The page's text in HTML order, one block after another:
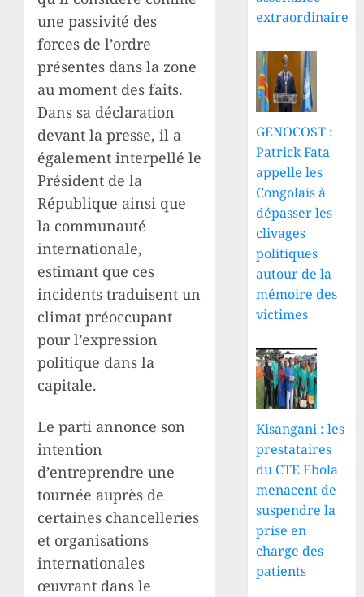
une passivité des
forces de l’ordre
présentes dans la zone
au moment des faits.
Dans sa déclaration
devant la presse, il a
également interpellé le
Président de la
République ainsi que
la communauté
internationale,
estimant que ces
incidents traduisent un
climat préoccupant
pour l’expression
politique dans la
capitale.
Le parti annonce son
intention
d’entreprendre une
tournée auprès de
certaines chancelleries
et organisations
internationales
œuvrant dans le
extraordinaire
GENOCOST :
Patrick Fata
appelle les
Congolais à
dépasser les
clivages
politiques
autour de la
mémoire des
victimes
Kisangani : les
prestataires
du CTE Ebola
menacent de
suspendre la
prise en
charge des
patients